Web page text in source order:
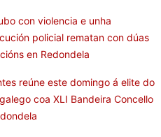
con violencia e unha
policial rematan con dúas
en Redondela
reúne este domingo á elite do
coa XLI Bandeira Concello